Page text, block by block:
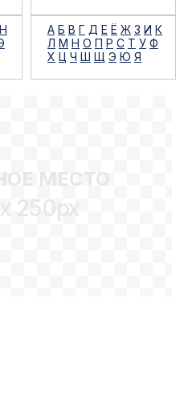
Н
А Б В Г Д Е Ё Ж З И К
Л М Н О П Р С Т У Ф
Х Ц Ч Ш Щ Э Ю Я
МЕСТО
250px